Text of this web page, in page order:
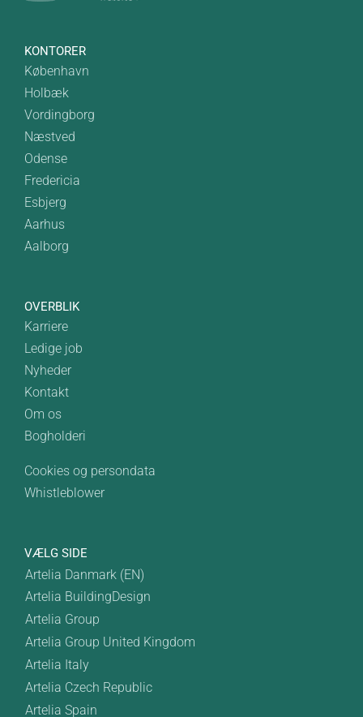
KONTORER
København
Holbæk
Vordingborg
Næstved
Odense
Fredericia
Esbjerg
Aarhus
Aalborg
OVERBLIK
Karriere
Ledige job
Nyheder
Kontakt
Om os
Bogholderi
Cookies og persondata
Whistleblower
VÆLG SIDE
Artelia Danmark (EN)
Artelia BuildingDesign
Artelia Group
Artelia Group United Kingdom
Artelia Italy
Artelia Czech Republic
Artelia Spain